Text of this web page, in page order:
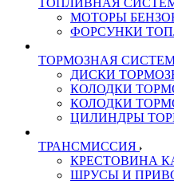
ТОПЛИВНАЯ
МОТОРЫ
ФОРСУНКИ
ТОРМОЗНАЯ
ДИСКИ
КОЛОДКИ
КОЛОДКИ
ЦИЛИНДРЫ
ТРАНСМИССИЯ
КРЕСТОВИНА
ШРУСЫ И